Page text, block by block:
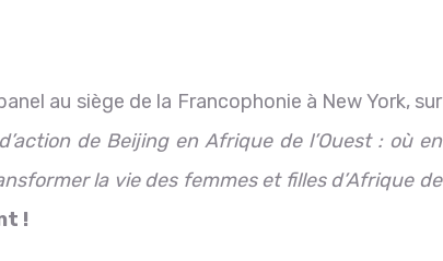
au siège de la Francophonie à New York, sur
de Beijing en Afrique de l’Ouest : où en
la vie des femmes et filles d’Afrique de
!